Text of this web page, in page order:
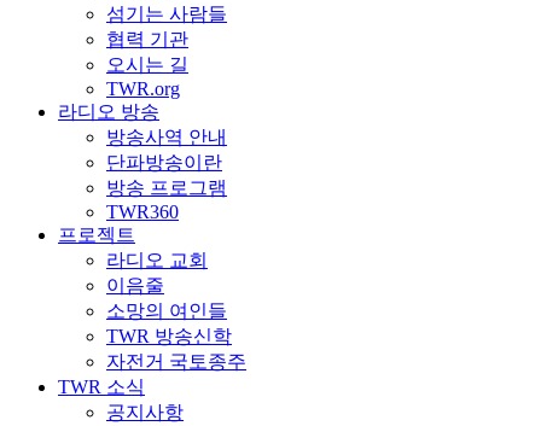
섬기는 사람들
협력 기관
오시는 길
TWR.org
라디오 방송
방송사역 안내
단파방송이란
방송 프로그램
TWR360
프로젝트
라디오 교회
이음줄
소망의 여인들
TWR 방송신학
자전거 국토종주
TWR 소식
공지사항